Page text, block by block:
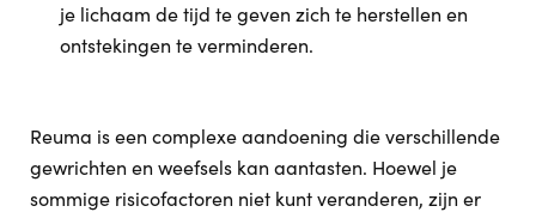
je lichaam de tijd te geven zich te herstellen en
ontstekingen te verminderen.
Reuma is een complexe aandoening die verschillende
gewrichten en weefsels kan aantasten. Hoewel je
sommige risicofactoren niet kunt veranderen, zijn er